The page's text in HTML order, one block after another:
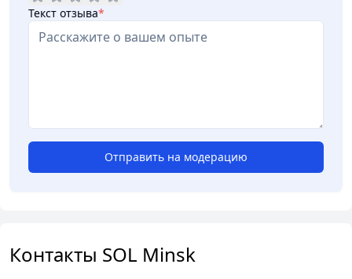
Текст отзыва*
Отправить на модерацию
Контакты SOL Minsk